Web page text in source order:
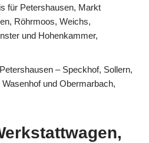
für Petershausen, Markt
Röhrmoos, Weichs,
und Hohenkammer,
– Speckhof, Sollern,
und Obermarbach,